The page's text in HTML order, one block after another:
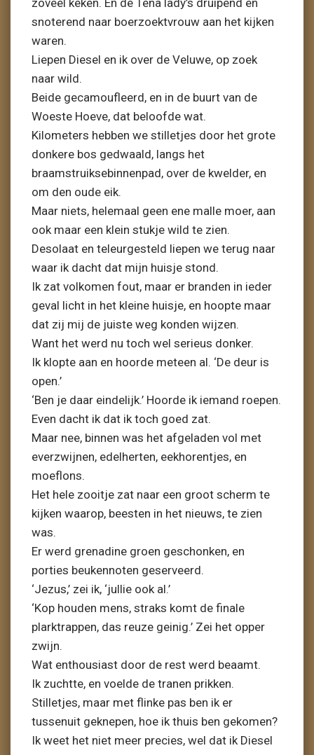
zoveel keken. En de Tena lady’s druipend en
snoterend naar boerzoektvrouw aan het kijken
waren.
Liepen Diesel en ik over de Veluwe, op zoek
naar wild.
Beide gecamoufleerd, en in de buurt van de
Woeste Hoeve, dat beloofde wat.
Kilometers hebben we stilletjes door het grote
donkere bos gedwaald, langs het
braamstruiksebinnenpad, over de kwelder, en
om den oude eik.
Maar niets, helemaal geen ene malle moer, aan
ook maar een klein stukje wild te zien.
Desolaat en teleurgesteld liepen we terug naar
waar ik dacht dat mijn huisje stond.
Ik zat volkomen fout, maar er branden in ieder
geval licht in het kleine huisje, en hoopte maar
dat zij mij de juiste weg konden wijzen.
Want het werd nu toch wel serieus donker.
Ik klopte aan en hoorde meteen al. ‘De deur is
open.’
‘Ben je daar eindelijk.’ Hoorde ik iemand roepen.
Even dacht ik dat ik toch goed zat.
Maar nee, binnen was het afgeladen vol met
everzwijnen, edelherten, eekhorentjes, en
moeflons.
Het hele zooitje zat naar een groot scherm te
kijken waarop, beesten in het nieuws, te zien
was.
Er werd grenadine groen geschonken, en
porties beukennoten geserveerd.
‘Jezus,’ zei ik, ‘jullie ook al.’
‘Kop houden mens, straks komt de finale
plarktrappen, das reuze geinig.’ Zei het opper
zwijn.
Wat enthousiast door de rest werd beaamt.
Ik zuchtte, en voelde de tranen prikken.
Stilletjes, maar met flinke pas ben ik er
tussenuit geknepen, hoe ik thuis ben gekomen?
Ik weet het niet meer precies, wel dat ik Diesel